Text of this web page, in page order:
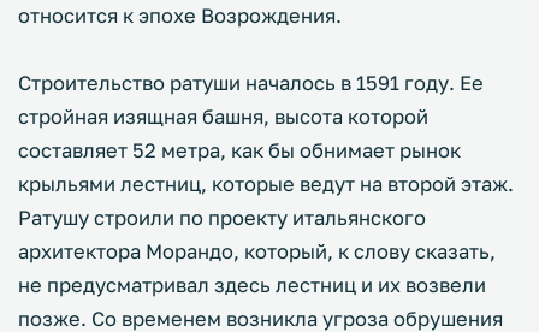
относится к эпохе Возрождения.
Строительство ратуши началось в 1591 году. Ее
стройная изящная башня, высота которой
составляет 52 метра, как бы обнимает рынок
крыльями лестниц, которые ведут на второй этаж.
Ратушу строили по проекту итальянского
архитектора Морандо, который, к слову сказать,
не предусматривал здесь лестниц и их возвели
позже. Со временем возникла угроза обрушения